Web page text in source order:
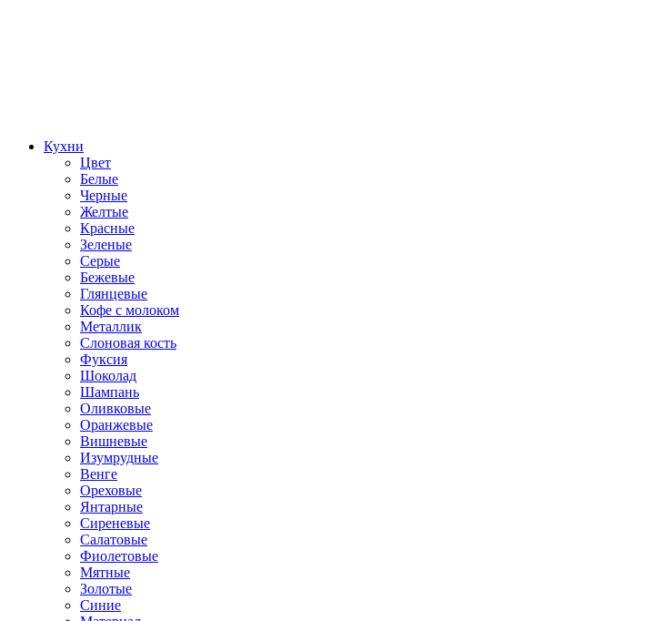
Кухни
Цвет
Белые
Черные
Желтые
Красные
Зеленые
Серые
Бежевые
Глянцевые
Кофе с молоком
Металлик
Слоновая кость
Фуксия
Шоколад
Шампань
Оливковые
Оранжевые
Вишневые
Изумрудные
Венге
Ореховые
Янтарные
Сиреневые
Салатовые
Фиолетовые
Мятные
Золотые
Синие